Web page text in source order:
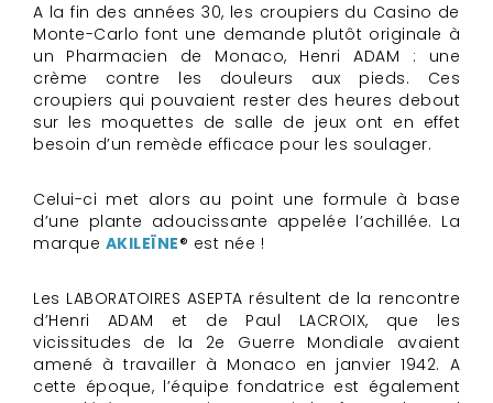
A la fin des années 30, les croupiers du Casino de
Monte-Carlo font une demande plutôt originale à
un Pharmacien de Monaco, Henri ADAM : une
crème contre les douleurs aux pieds. Ces
croupiers qui pouvaient rester des heures debout
sur les moquettes de salle de jeux ont en effet
besoin d’un remède efficace pour les soulager.
Celui-ci met alors au point une formule à base
d’une plante adoucissante appelée l’achillée. La
marque AKILEÏNE® est née !
Les LABORATOIRES ASEPTA résultent de la rencontre
d’Henri ADAM et de Paul LACROIX, que les
vicissitudes de la 2e Guerre Mondiale avaient
amené à travailler à Monaco en janvier 1942. A
cette époque, l’équipe fondatrice est également